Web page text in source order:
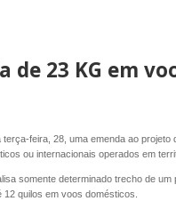
23 KG em
feira, 28, uma emenda ao projeto
ou internacionais operados em
somente determinado trecho de
quilos em voos domésticos.